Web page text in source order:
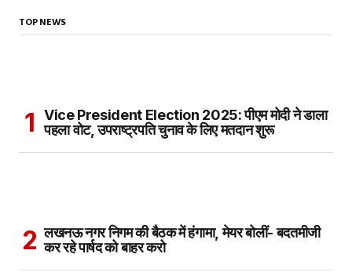
TOP NEWS
Vice President Election 2025: पीएम मोदी ने डाला
पहला वोट, उपराष्ट्रपति चुनाव के लिए मतदान शुरू
लखनऊ नगर निगम की बैठक में हंगामा, मेयर बोलीं- बदतमीजी
कर रहे पार्षद को बाहर करो